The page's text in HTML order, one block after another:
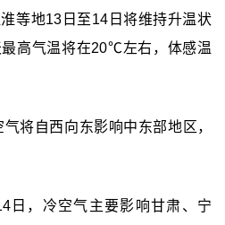
等地13日至14日将维持升温状
高气温将在20℃左右，体感温
将自西向东影响中东部地区，
日，冷空气主要影响甘肃、宁